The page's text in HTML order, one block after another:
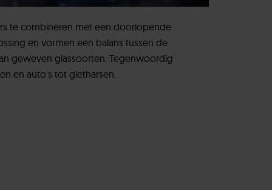
te combineren met een doorlopende
en vormen een balans tussen de
geweven glassoorten. Tegenwoordig
en auto's tot gietharsen.